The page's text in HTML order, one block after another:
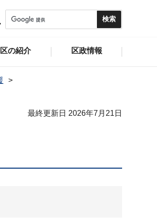
区の紹介 区政情報
最終更新日 2026年7月21日